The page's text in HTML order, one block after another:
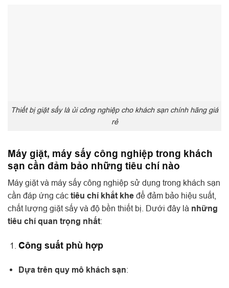
Thiết bị giặt sấy là ủi công nghiệp cho khách sạn chính hãng giá
rẻ
Máy giặt, máy sấy công nghiệp trong khách
sạn cần đảm bảo những tiêu chí nào
Máy giặt và máy sấy công nghiệp sử dụng trong khách sạn
cần đáp ứng các tiêu chí khắt khe để đảm bảo hiệu suất,
chất lượng giặt sấy và độ bền thiết bị. Dưới đây là những
tiêu chí quan trọng nhất:
Công suất phù hợp
Dựa trên quy mô khách sạn: